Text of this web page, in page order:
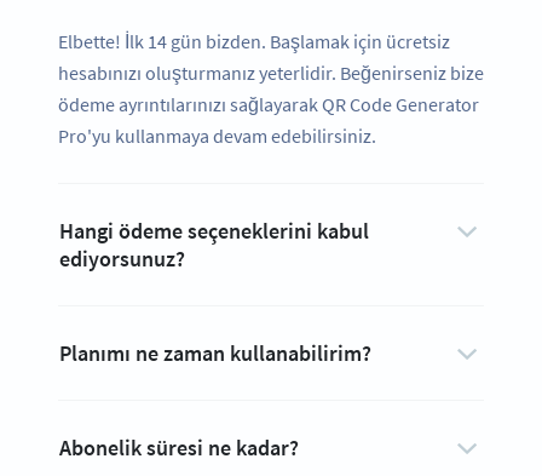
Elbette! İlk 14 gün bizden. Başlamak için ücretsiz
hesabınızı oluşturmanız yeterlidir. Beğenirseniz bize
ödeme ayrıntılarınızı sağlayarak QR Code Generator
Pro'yu kullanmaya devam edebilirsiniz.
Hangi ödeme seçeneklerini kabul
ediyorsunuz?
Planımı ne zaman kullanabilirim?
Abonelik süresi ne kadar?